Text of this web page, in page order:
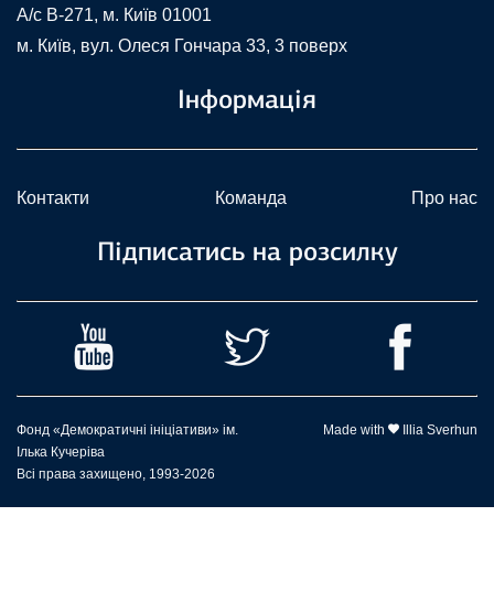
A/c В-271, м. Київ 01001
м. Київ, вул. Олеся Гончара 33, 3 поверх
Інформація
Контакти Команда Про нас
Підписатись на розсилку
Фонд «Демократичні ініціативи» ім.
Ілька Кучеріва
Всі права захищено, 1993-2026
Made with Illia Sverhun